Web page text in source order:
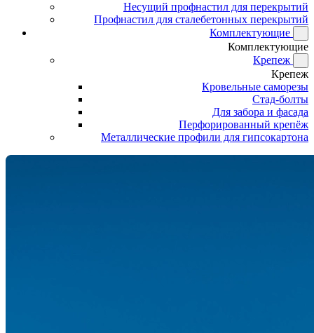
Несущий профнастил для перекрытий
Профнастил для сталебетонных перекрытий
Комплектующие
Комплектующие
Крепеж
Крепеж
Кровельные саморезы
Стад-болты
Для забора и фасада
Перфорированный крепёж
Металлические профили для гипсокартона